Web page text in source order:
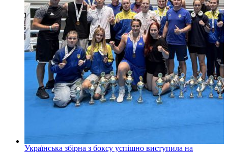
Українська збірна з боксу успішно виступила на